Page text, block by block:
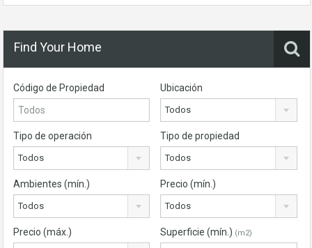
Find Your Home
Código de Propiedad Ubicación
Todos
Tipo de operación
Todos
Tipo de propiedad
Todos
Ambientes (mín.)
Todos
Precio (mín.)
Todos
Precio (máx.) Superficie (mín.) (m2)